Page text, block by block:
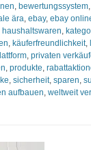
, bewertungssystem,
ära, ebay, ebay
haushaltswaren,
, käuferfreundlichkeit,
, privaten
, produkte,
, sicherheit, sparen,
aufbauen, weltweit